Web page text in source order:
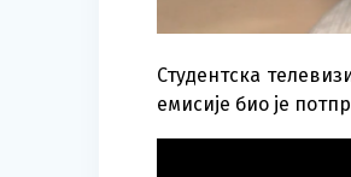
Студентска
емисије био је